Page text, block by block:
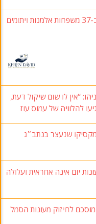
קרן דוד מציבה יעד חדש: ליווי ותמיכה ב-37 משפחות אלמנות ויתומים
“אין לו שום שיקול דעת,
להלוויה של עמוס עוז
שנעצר בנתב״ג
יום אינה אחראית ועלולה
לחיזוק מעונות הסמל